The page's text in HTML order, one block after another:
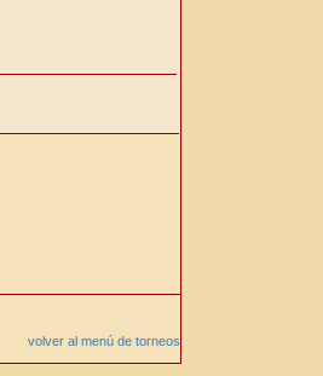
volver al menú de torneos